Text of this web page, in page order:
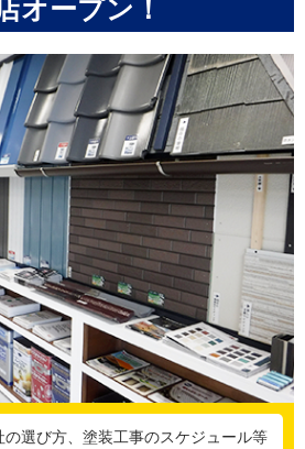
オープン！
の選び方、塗装工事のスケジュール等